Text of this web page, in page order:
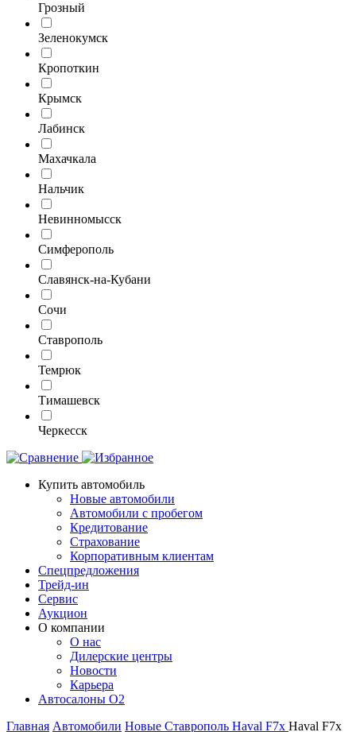
Грозный
Зеленокумск
Кропоткин
Крымск
Лабинск
Махачкала
Нальчик
Невинномысск
Симферополь
Славянск-на-Кубани
Сочи
Ставрополь
Темрюк
Тимашевск
Черкесск
Купить автомобиль
Новые автомобили
Автомобили с пробегом
Кредитование
Страхование
Корпоративным клиентам
Спецпредложения
Трейд-ин
Сервис
Аукцион
О компании
О нас
Дилерские центры
Новости
Карьера
Автосалоны O2
Главная Автомобили Новые Ставрополь Haval F7x Haval F7x